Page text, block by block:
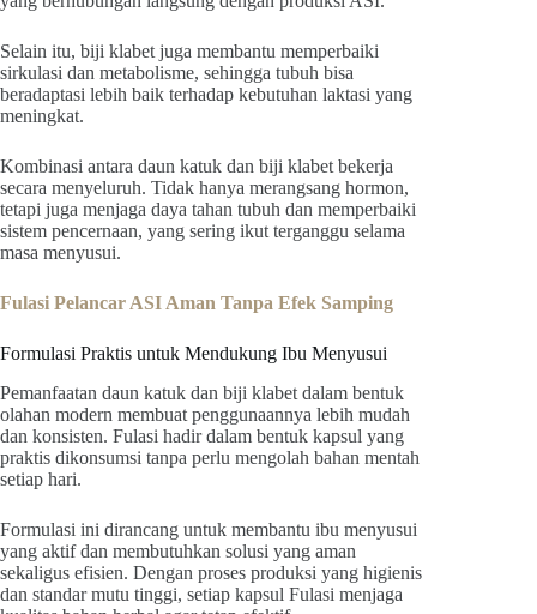
Selain itu, biji klabet juga membantu memperbaiki
sirkulasi dan metabolisme, sehingga tubuh bisa
beradaptasi lebih baik terhadap kebutuhan laktasi yang
meningkat.
Kombinasi antara daun katuk dan biji klabet bekerja
secara menyeluruh. Tidak hanya merangsang hormon,
tetapi juga menjaga daya tahan tubuh dan memperbaiki
sistem pencernaan, yang sering ikut terganggu selama
masa menyusui.
Fulasi Pelancar ASI Aman Tanpa Efek Samping
Formulasi Praktis untuk Mendukung Ibu Menyusui
Pemanfaatan daun katuk dan biji klabet dalam bentuk
olahan modern membuat penggunaannya lebih mudah
dan konsisten. Fulasi hadir dalam bentuk kapsul yang
praktis dikonsumsi tanpa perlu mengolah bahan mentah
setiap hari.
Formulasi ini dirancang untuk membantu ibu menyusui
yang aktif dan membutuhkan solusi yang aman
sekaligus efisien. Dengan proses produksi yang higienis
dan standar mutu tinggi, setiap kapsul Fulasi menjaga